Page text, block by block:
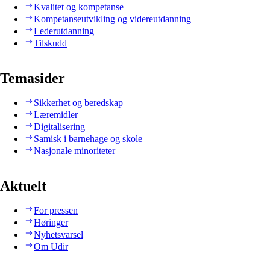
Kvalitet og kompetanse
Kompetanseutvikling og videreutdanning
Lederutdanning
Tilskudd
Temasider
Sikkerhet og beredskap
Læremidler
Digitalisering
Samisk i barnehage og skole
Nasjonale minoriteter
Aktuelt
For pressen
Høringer
Nyhetsvarsel
Om Udir